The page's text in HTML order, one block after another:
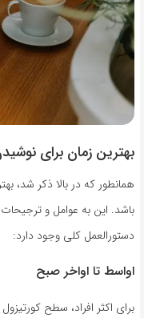
بهترین زمان برای
همانطور که در بالا ذکر شد،
باشد. این به عوامل و
دستورالعمل کلی وجود دارد:
اواسط تا اواخر صبح
برای اکثر افراد، سطح